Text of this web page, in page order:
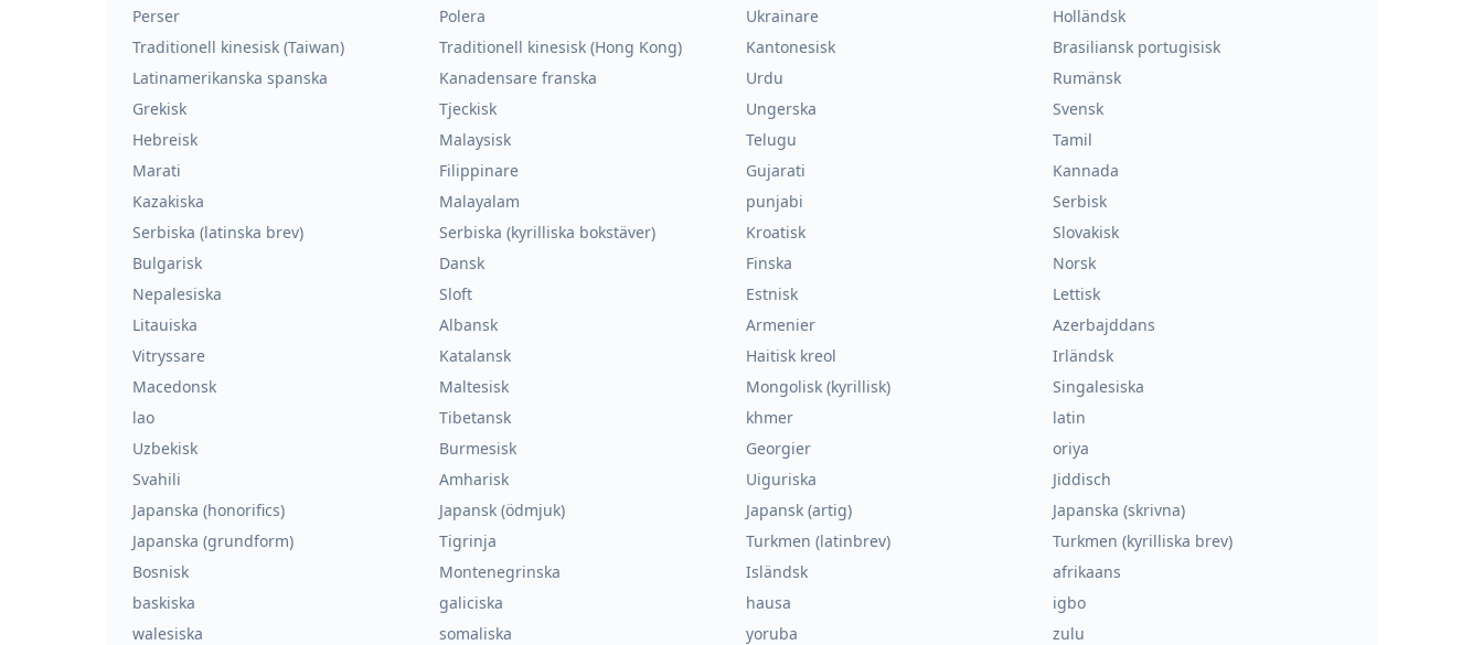
Perser
Polera Ukrainare
Holländsk
Traditionell kinesisk (Taiwan)
Traditionell kinesisk (Hong Kong) Kantonesisk
Brasiliansk portugisisk
Latinamerikanska spanska
Kanadensare franska Urdu
Rumänsk
Grekisk
Tjeckisk Ungerska
Svensk
Hebreisk
Malaysisk Telugu
Tamil
Marati
Filippinare Gujarati
Kannada
Kazakiska
Malayalam punjabi
Serbisk
Serbiska (latinska brev)
Serbiska (kyrilliska bokstäver) Kroatisk
Slovakisk
Bulgarisk
Dansk Finska
Norsk
Nepalesiska
Sloft Estnisk
Lettisk
Litauiska
Albansk Armenier
Azerbajddans
Vitryssare
Katalansk Haitisk kreol
Irländsk
Macedonsk
Maltesisk Mongolisk (kyrillisk)
Singalesiska
lao
Tibetansk khmer
latin
Uzbekisk
Burmesisk Georgier
oriya
Svahili
Amharisk Uiguriska
Jiddisch
Japanska (honorifics)
Japansk (ödmjuk) Japansk (artig)
Japanska (skrivna)
Japanska (grundform)
Tigrinja Turkmen (latinbrev)
Turkmen (kyrilliska brev)
Bosnisk
Montenegrinska Isländsk
afrikaans
baskiska
galiciska hausa
igbo
walesiska
somaliska yoruba
zulu